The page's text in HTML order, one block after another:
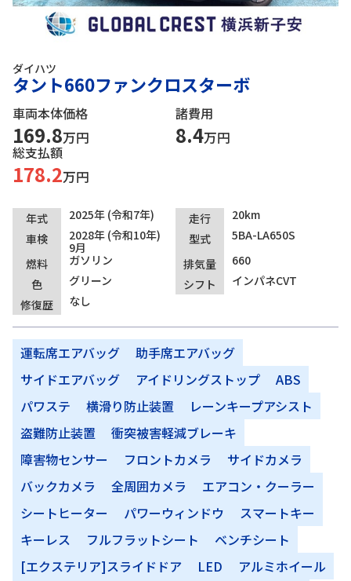
ダイハツ
タント660ファンクロスターボ
車両本体価格
169.8万円
諸費用
8.4万円
総支払額
178.2万円
年式 2025年 (令和7年) 走行
20km
車検
2028年 (令和10年)
9月
型式
5BA-LA650S
燃料
ガソリン 排気量
660
色
グリーン シフト
インパネCVT
修復歴
なし
運転席エアバッグ
助手席エアバッグ
サイドエアバッグ
アイドリングストップ
ABS
パワステ
横滑り防止装置
レーンキープアシスト
盗難防止装置
衝突被害軽減ブレーキ
障害物センサー
フロントカメラ
サイドカメラ
バックカメラ
全周囲カメラ
エアコン・クーラー
シートヒーター
パワーウィンドウ
スマートキー
キーレス
フルフラットシート
ベンチシート
[エクステリア]スライドドア
LED
アルミホイール